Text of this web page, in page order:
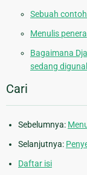
Sebuah
Menulis
Bagaimana
sedang
Cari
Sebelumnya:
Selanjutnya:
Daftar isi